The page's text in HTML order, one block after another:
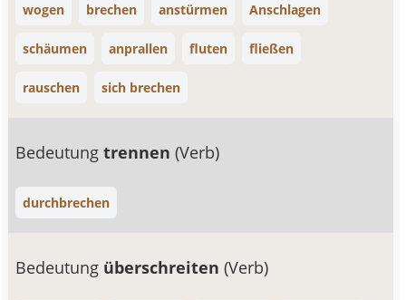
wogen brechen anstürmen Anschlagen
schäumen anprallen fluten fließen
rauschen sich brechen
Bedeutungtrennen(Verb)
durchbrechen
Bedeutung überschreiten(Verb)